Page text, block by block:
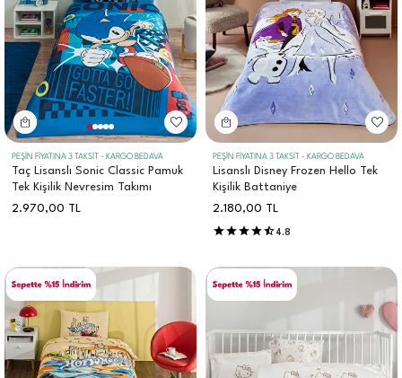
PEŞİN FİYATINA 3 TAKSİT - KARGO BEDAVA
Taç Lisanslı Sonic Classic Pamuk
Tek Kişilik Nevresim Takımı
2.970,00 TL
PEŞİN FİYATINA 3 TAKSİT - KARGO BEDAVA
Lisanslı Disney Frozen Hello Tek
Kişilik Battaniye
2.180,00 TL
4.8